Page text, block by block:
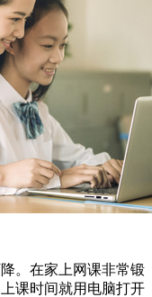
。在家上网课非常锻
课时间就用电脑打开